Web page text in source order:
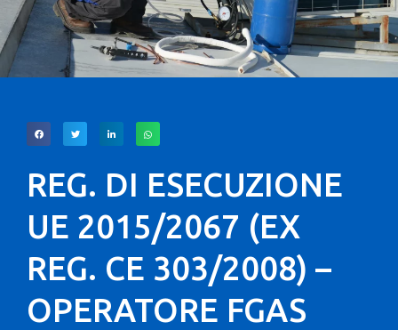
REG. DI ESECUZIONE
UE 2015/2067 (EX
REG. CE 303/2008) –
OPERATORE FGAS